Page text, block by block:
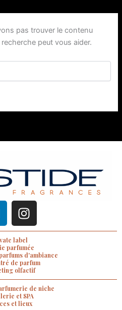
pas trouver le contenu
peut vous aider.
I
n
s
t
a
g
r
a
m
label
parfumée
d'ambiance
de parfum
olfactif
de niche
et SPA
et lieux